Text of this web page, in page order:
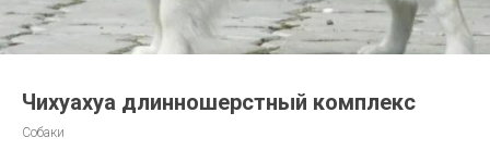
Чихуахуа длинношерстный комплекс
Собаки